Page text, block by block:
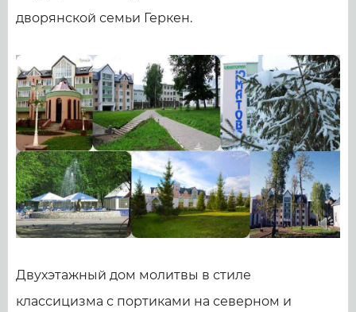
дворянской семьи Геркен.
Двухэтажный дом молитвы в стиле
классицизма с портиками на северном и